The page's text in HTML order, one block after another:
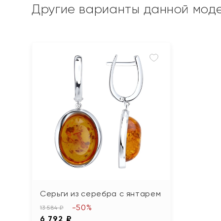
Другие варианты данной
Серьги из серебра с янтарем
13 584 ₽
6 792 ₽
-50%